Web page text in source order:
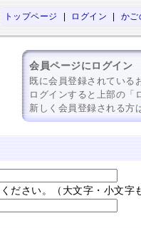
かご
ログイン
トップページ
会員ページにログイン
既に会員登録されている
ログインすると上部の「
新しく会員登録される方
ださい。（大文字・小文字